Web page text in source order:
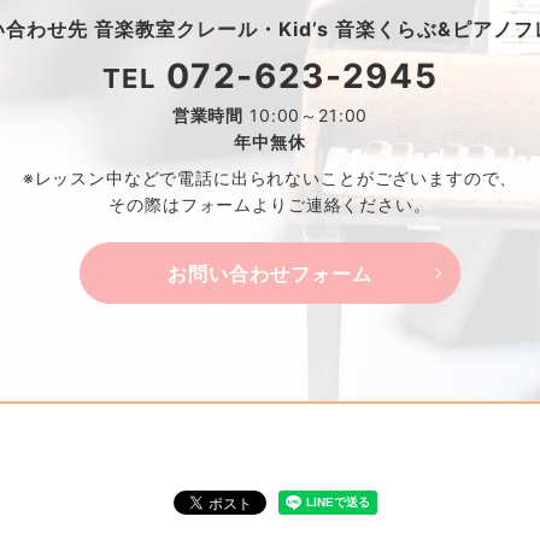
合わせ先 音楽教室クレール・ Kid’s 音楽くらぶ&ピアノフ
TEL 072-623-2945
営業時間 10:00～21:00
年中無休
※レッスン中などで電話に出られないことがございますので、
その際はフォームよりご連絡ください。
お問い合わせフォーム